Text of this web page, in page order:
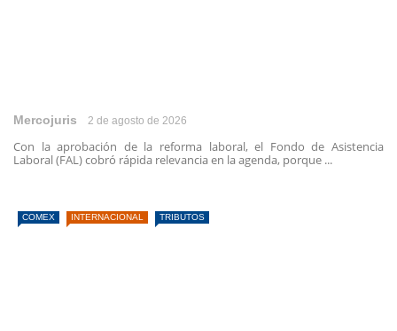
Mercojuris 2 de agosto de 2026
Con la aprobación de la reforma laboral, el Fondo de Asistencia
Laboral (FAL) cobró rápida relevancia en la agenda, porque ...
COMEX INTERNACIONAL TRIBUTOS